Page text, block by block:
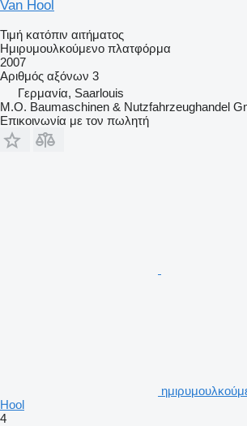
Van Hool
Τιμή κατόπιν αιτήματος
Ημιρυμουλκούμενο πλατφόρμα
2007
Αριθμός αξόνων 3
Γερμανία, Saarlouis
M.O. Baumaschinen & Nutzfahrzeughandel
Επικοινωνία με τον πωλητή
Hool
4